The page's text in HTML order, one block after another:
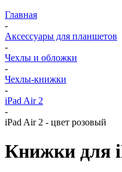
Главная
-
Аксессуары для планшетов
-
Чехлы и обложки
-
Чехлы-книжки
-
iPad Air 2
-
iPad Air 2 - цвет розовый
Книжки для